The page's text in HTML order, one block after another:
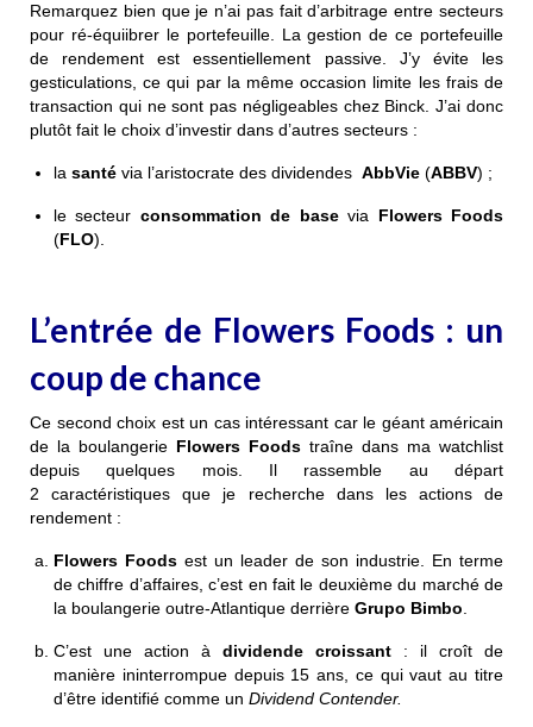
Remarquez bien que je n’ai pas fait d’arbitrage entre secteurs
pour ré-équiibrer le portefeuille. La gestion de ce portefeuille
de rendement est essentiellement passive. J’y évite les
gesticulations, ce qui par la même occasion limite les frais de
transaction qui ne sont pas négligeables chez Binck. J’ai donc
plutôt fait le choix d’investir dans d’autres secteurs :
la santé via l’aristocrate des dividendes AbbVie (ABBV) ;
le secteur consommation de basevia Flowers Foods
(FLO).
L’entrée de Flowers Foods : un
coup de chance
Ce second choix est un cas intéressant car le géant américain
de la boulangerie Flowers Foods traîne dans ma watchlist
depuis quelques mois. Il rassemble au départ
2 caractéristiques que je recherche dans les actions de
rendement :
Flowers Foods est un leader de son industrie. En terme
de chiffre d’affaires, c’est en fait le deuxième du marché de
la boulangerie outre-Atlantique derrière Grupo Bimbo
C’est une action à dividende croissant : il croît de
manière ininterrompue depuis 15 ans, ce qui vaut au titre
d’être identifié comme un Dividend Contender.